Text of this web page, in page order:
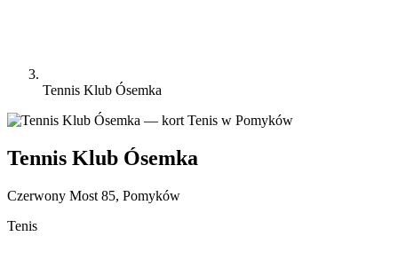
Tennis Klub Ósemka
Tennis Klub Ósemka
Czerwony Most 85, Pomyków
Tenis